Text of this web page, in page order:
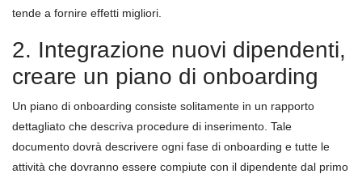
tende a fornire effetti migliori.
2. Integrazione nuovi dipendenti,
creare un piano di onboarding
Un piano di onboarding consiste solitamente in un rapporto
dettagliato che descriva procedure di inserimento. Tale
documento dovrà descrivere ogni fase di onboarding e tutte le
attività che dovranno essere compiute con il dipendente dal primo